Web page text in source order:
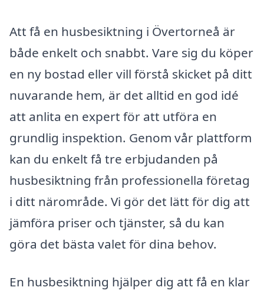
Att få en husbesiktning i Övertorneå är
både enkelt och snabbt. Vare sig du köper
en ny bostad eller vill förstå skicket på ditt
nuvarande hem, är det alltid en god idé
att anlita en expert för att utföra en
grundlig inspektion. Genom vår plattform
kan du enkelt få tre erbjudanden på
husbesiktning från professionella företag
i ditt närområde. Vi gör det lätt för dig att
jämföra priser och tjänster, så du kan
göra det bästa valet för dina behov.
En husbesiktning hjälper dig att få en klar